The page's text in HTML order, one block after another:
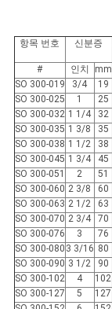
하
다
사
이
트
맵
PRIVACY
POLICY
항목 번호 신분증
# 인치 mm
SO 300-019
3/4 19
SO 300-025
1 25
SO 300-032 1 1/4 32
SO 300-035 1 3/8 35
SO 300-038 1 1/2 38
SO 300-045 1 3/4 45
SO 300-051
2 51
SO 300-060 2 3/8 60
SO 300-063 2 1/2 63
SO 300-070 2 3/4 70
SO 300-076
3 76
SO 300-080 3 3/16 80
SO 300-090 3 1/2 90
SO 300-102
4 102
SO 300-127
5 127